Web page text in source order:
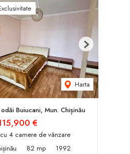
Harta
Next
Buiucani, Mun. Chișinău
€
4 camere de vânzare
82 mp
1992